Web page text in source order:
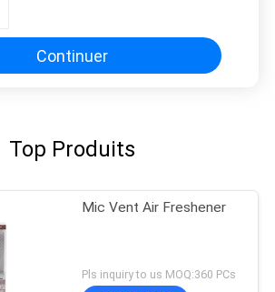
Continuer
Top Produits
Mic Vent Air Freshener
Pls inquiry to us MOQ:360 PCs